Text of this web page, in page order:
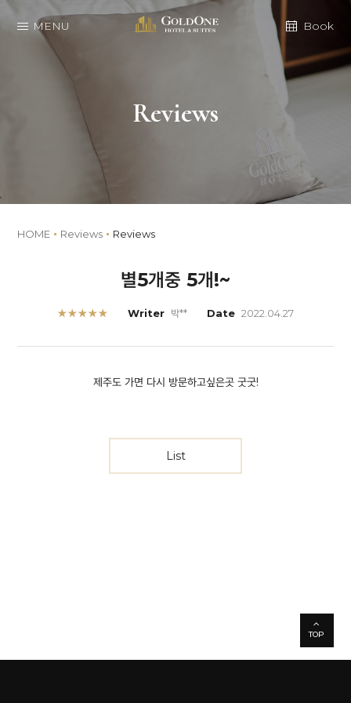
MENU Book
Reviews
HOME Reviews Reviews
별5개중 5개!~
★★★★★ Writer 박** Date 2022.04.27
제주도 가면 다시 방문하고싶은곳 굿굿!
List
TOP